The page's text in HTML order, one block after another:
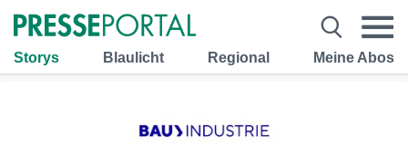
Storys Blaulicht Regional Meine Abos